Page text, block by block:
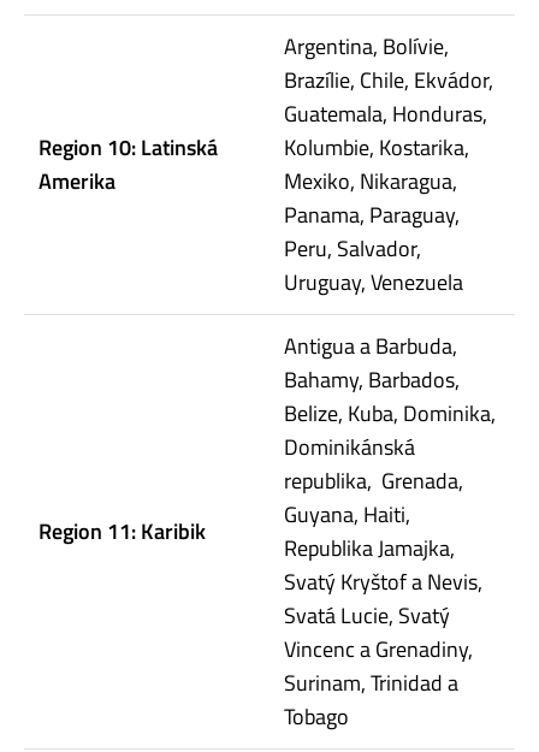
Region 10: Latinská
Amerika
Argentina, Bolívie,
Brazílie, Chile, Ekvádor,
Guatemala, Honduras,
Kolumbie, Kostarika,
Mexiko, Nikaragua,
Panama, Paraguay,
Peru, Salvador,
Uruguay, Venezuela
Region 11: Karibik
Antigua a Barbuda,
Bahamy, Barbados,
Belize, Kuba, Dominika,
Dominikánská
republika, Grenada,
Guyana, Haiti,
Republika Jamajka,
Svatý Kryštof a Nevis,
Svatá Lucie, Svatý
Vincenc a Grenadiny,
Surinam, Trinidad a
Tobago